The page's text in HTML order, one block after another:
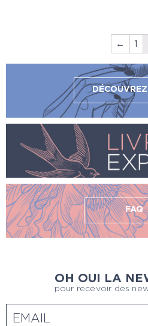
← 1
FAQ
OH OUI LA
pour recevoir des